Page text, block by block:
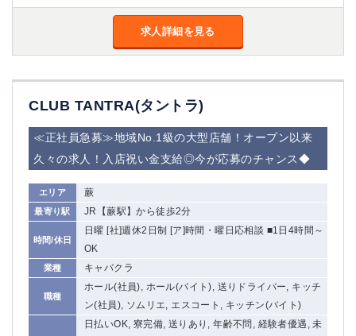
求人詳細を見る
CLUB TANTRA(タントラ)
≪正社員急募≫地域No.1級の大型店舗！オープン以来
久々の求人！入店祝い金支給◎今が応募のチャンス◆
エリア 蕨
最寄り駅 JR【蕨駅】から徒歩2分
時間/休日
日曜 [社]週休2日制 [ア]時間・曜日応相談 ■1日4時間～
OK
業種 キャバクラ
職種
ホール(社員), ホール(バイト), 送りドライバー, キッチ
ン(社員), ソムリエ, エスコート, キッチン(バイト)
日払いOK, 寮完備, 送りあり, 年齢不問, 経験者優遇, 未